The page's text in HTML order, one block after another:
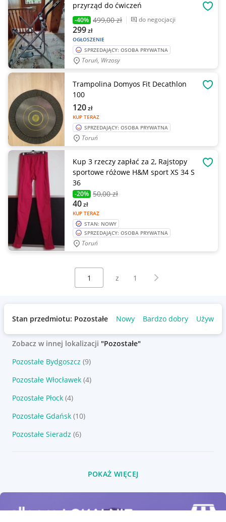
przyrząd do ćwiczeń
-40% 499,00 zł do negocjacji
OGŁOSZENIE
299zł
SPRZEDAJĄCY: OSOBA PRYWATNA
Toruń, Wrzosy
Trampolina Domyos Fit Decathlon
100
KUP TERAZ
120zł
SPRZEDAJĄCY: OSOBA PRYWATNA
Toruń
Kup 3 rzeczy zapłać za 2, Rajstopy
sportowe różowe H&M sport XS 34 S
36
-20% 50,00 zł
KUP TERAZ
40zł
STAN: NOWY
SPRZEDAJĄCY: OSOBA PRYWATNA
Toruń
Wybierz stronę:
z 1 Następna strona
Stan przedmiotu: Pozostałe Nowy Bardzo dobry Używany
Zobacz w innej lokalizacji "Pozostałe"
Pozostałe Bydgoszcz (9)
Pozostałe Włocławek (4)
Pozostałe Płock (4)
Pozostałe Gdańsk (10)
Pozostałe Sieradz (6)
POKAŻ WIĘCEJ